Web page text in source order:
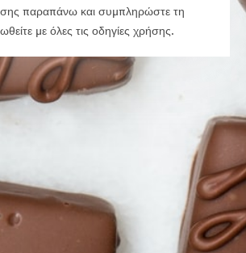
παραπάνω και συμπληρώστε τη
με όλες τις οδηγίες χρήσης.